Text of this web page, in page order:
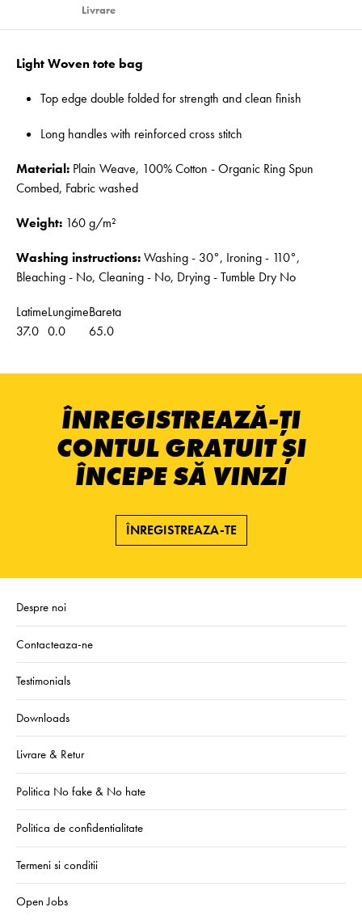
Livrare
Light Woven tote bag
Top edge double folded for strength and clean finish
Long handles with reinforced cross stitch
Material: Plain Weave, 100% Cotton - Organic Ring Spun
Combed, Fabric washed
Weight: 160 g/m²
Washing instructions:Washing - 30°, Ironing - 110°,
Bleaching - No, Cleaning - No, Drying - Tumble Dry No
LatimeLungimeBareta
37.0 0.0 65.0
ÎNREGISTREAZĂ-ȚI
CONTUL GRATUIT ȘI
ÎNCEPE SĂ VINZI
ÎNREGISTREAZA-TE
Despre noi
Contacteaza-ne
Testimonials
Downloads
Livrare & Retur
Politica No fake & No hate
Politica de confidentialitate
Termeni si conditii
Open Jobs